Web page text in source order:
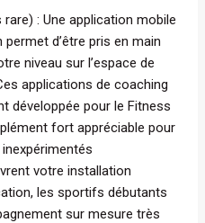
: Une application mobile
d’être pris en main
niveau sur l’espace de
applications de coaching
développée pour le Fitness
fort appréciable pour
votre installation
les sportifs débutants
sur mesure très